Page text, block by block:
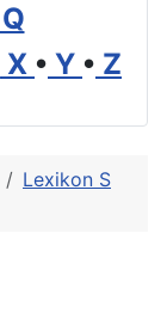
Q
X • Y • Z
Lexikon S